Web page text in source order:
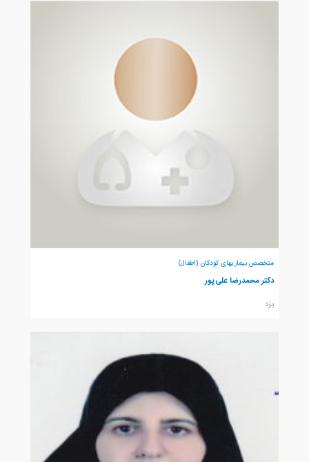
متخصص بیماریهای کودکان (اطفال)
دکتر محمدرضا علی پور
يزد